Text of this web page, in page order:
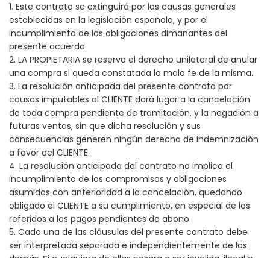
1. Este contrato se extinguirá por las causas generales
establecidas en la legislación española, y por el
incumplimiento de las obligaciones dimanantes del
presente acuerdo.
2. LA PROPIETARIA se reserva el derecho unilateral de anular
una compra si queda constatada la mala fe de la misma.
3. La resolución anticipada del presente contrato por
causas imputables al CLIENTE dará lugar a la cancelación
de toda compra pendiente de tramitación, y la negación a
futuras ventas, sin que dicha resolución y sus
consecuencias generen ningún derecho de indemnización
a favor del CLIENTE.
4. La resolución anticipada del contrato no implica el
incumplimiento de los compromisos y obligaciones
asumidos con anterioridad a la cancelación, quedando
obligado el CLIENTE a su cumplimiento, en especial de los
referidos a los pagos pendientes de abono.
5. Cada una de las cláusulas del presente contrato debe
ser interpretada separada e independientemente de las